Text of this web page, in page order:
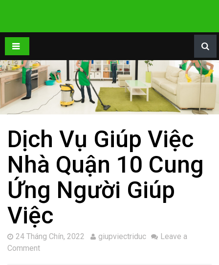
Dịch Vụ Giúp Việc
Nhà Quận 10 Cung
Ứng Người Giúp
Việc
24 Tháng Chín, 2022 giupviectriduc
Leave a
Comment